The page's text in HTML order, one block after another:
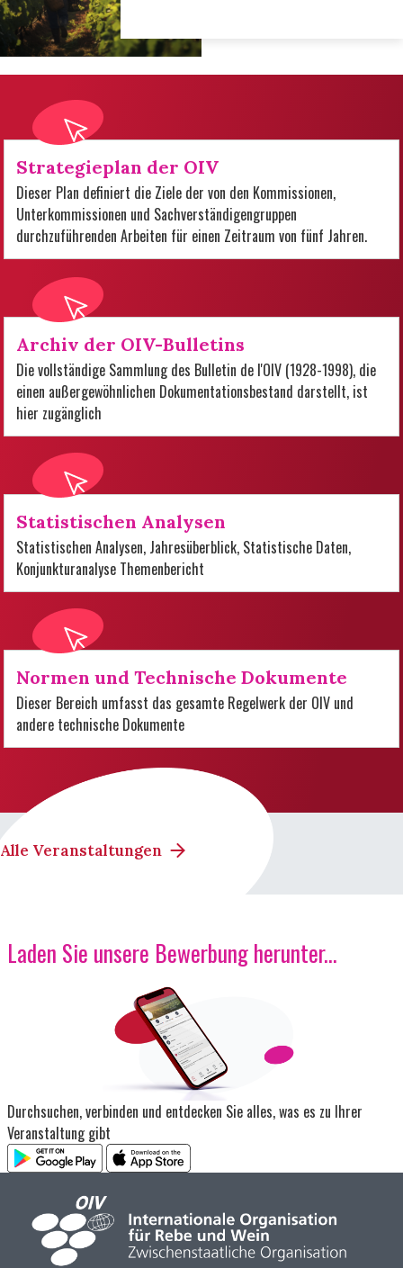
Strategieplan der OIV
Dieser Plan definiert die Ziele der von den Kommissionen,
Unterkommissionen und Sachverständigengruppen
durchzuführenden Arbeiten für einen Zeitraum von fünf Jahren.
Archiv der OIV-Bulletins
Die vollständige Sammlung des Bulletin de l'OIV (1928-1998), die
einen außergewöhnlichen Dokumentationsbestand darstellt, ist
hier zugänglich
Statistischen Analysen
Statistischen Analysen, Jahresüberblick, Statistische Daten,
Konjunkturanalyse Themenbericht
Normen und Technische Dokumente
Dieser Bereich umfasst das gesamte Regelwerk der OIV und
andere technische Dokumente
Alle Veranstaltungen
Laden Sie unsere Bewerbung herunter...
Durchsuchen, verbinden und entdecken Sie alles, was es zu Ihrer
Veranstaltung gibt